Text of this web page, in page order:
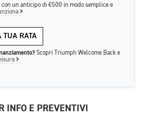
con un anticipo di €500 in modo semplice e
TUA RATA
Scopri Triumph Welcome Back e
INFO E PREVENTIVI